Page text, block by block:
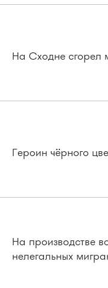
На Сходне сгорел
Героин чёрного
На производстве
нелегальных